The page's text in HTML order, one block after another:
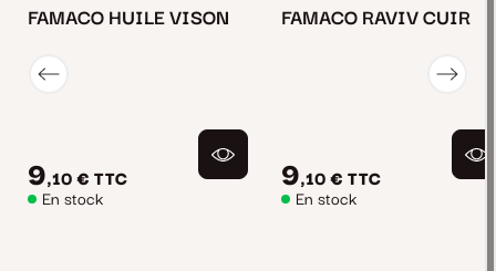
FAMACO HUILE VISON
9,10 € TTC
En stock
FAMACO RAVIV CUIR
9,10 € TTC
En stock